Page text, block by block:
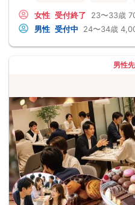
女性 受付終了 23〜33歳
男性 受付中 24〜34歳
男性